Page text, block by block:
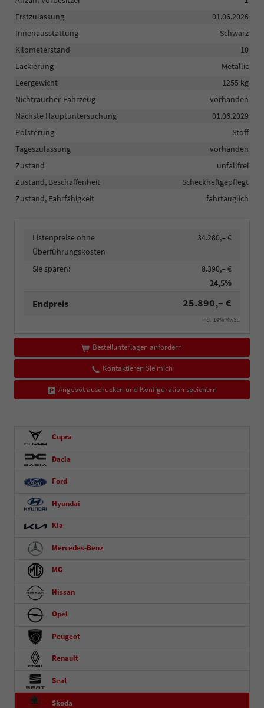
Erstzulassung
01.06.2026
Innenausstattung
Schwarz
Kilometerstand
10
Lackierung
Metallic
Leergewicht
1255 kg
Nichtraucher-Fahrzeug
vorhanden
Nächste Hauptuntersuchung
01.06.2029
Polsterung
Stoff
Tageszulassung
vorhanden
Zustand
unfallfrei
Zustand, Beschaffenheit
Scheckheftgepflegt
Zustand, Fahrfähigkeit
fahrtauglich
Listenpreise ohne
Überführungskosten
34.280,– €
Sie sparen:
8.390,– €
24,5%
Endpreis 25.890,– €
incl. 19% MwSt.,
Bestellunterlagen anfordern
Kontaktieren Sie mich
Angebot ausdrucken und Konfiguration speichern
Cupra
Dacia
Ford
Hyundai
Kia
Mercedes-Benz
MG
Nissan
Opel
Peugeot
Renault
Seat
Skoda